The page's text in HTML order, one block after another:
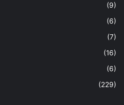
(9)
(6)
(7)
(16)
(6)
(229)